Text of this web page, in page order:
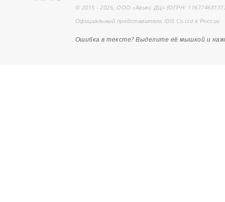
© 2015 - 2026, ООО «Авикс ДЦ» (ОГРН:
Официальный представитель IDIS Co.Ltd в России
Ошибка в тексте? Выделите её мышкой и